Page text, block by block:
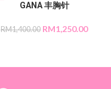
GANA 丰胸针
RM1,400.00 RM1,250.00